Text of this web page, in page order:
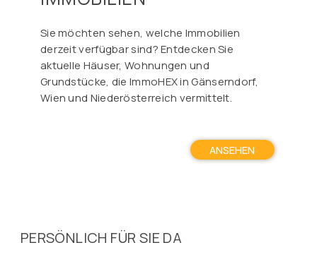
Sie möchten sehen, welche Immobilien
derzeit verfügbar sind? Entdecken Sie
aktuelle Häuser, Wohnungen und
Grundstücke, die ImmoHEX in Gänserndorf,
Wien und Niederösterreich vermittelt.
ANSEHEN
PERSÖNLICH FÜR SIE DA